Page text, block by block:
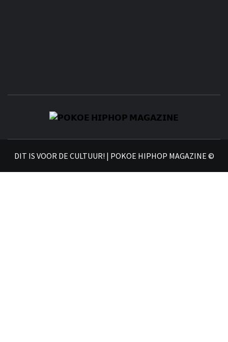
DIT IS VOOR DE CULTUUR! | POKOE HIPHOP MAGAZINE ©